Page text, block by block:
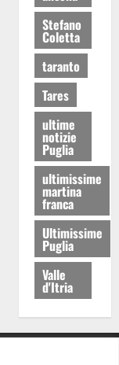
Stefano
Coletta
taranto
Tares
ultime
notizie
Puglia
ultimissime
martina
franca
Ultimissime
Puglia
Valle
d'Itria